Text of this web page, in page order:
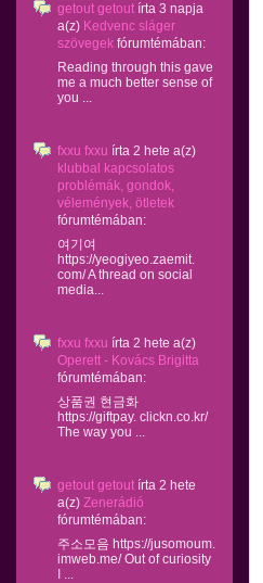
getout getout írta 3 napja
a(z) Kedvenc sláger
szövegek fórumtémában:
Reading through this gave
me a much better sense of
you ...
fxxu fxxu írta 2 hete a(z)
klubbal kapcsolatos
problémák, gondok,
vélemények, ötletek
fórumtémában:
여기여
https://yeogiyeo.zaemit.
com/ A thread on social
media...
fxxu fxxu írta 2 hete a(z)
Operett - Kovács Brigitta
fórumtémában:
상품권 현금화
https://giftpay. clickn.co.kr/
The way you ...
getout getout írta 2 hete
a(z) Zenerádió
fórumtémában:
주소모음 https://jusomoum.
imweb.me/ Out of curiosity
I ...